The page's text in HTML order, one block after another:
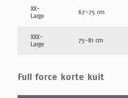
XX-
Large
67-75 cm
XXX-
Large
75-81 cm
Full force korte kuit